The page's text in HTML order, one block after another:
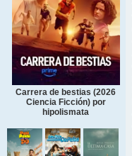
Carrera de bestias (2026
Ciencia Ficción) por
hipolismata